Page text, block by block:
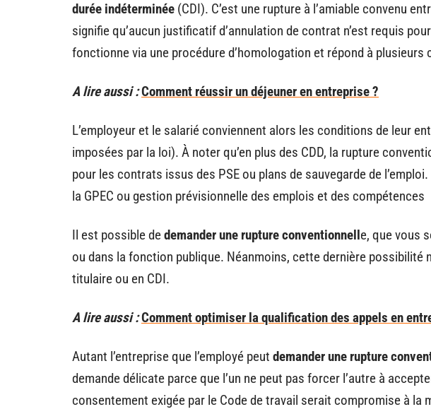
durée indéterminée (CDI). C’est une rupture à l’amiable convenu
signifie qu’aucun justificatif d’annulation de contrat n’est requis
fonctionne via une procédure d’homologation et répond à plusieurs
A lire aussi :Comment réussir un déjeuner en entreprise ?
L’employeur et le salarié conviennent alors les conditions de leur
imposées par la loi). À noter qu’en plus des CDD, la rupture
pour les contrats issus des PSE ou plans de sauvegarde de
la GPEC ou gestion prévisionnelle des emplois et des compétences
Il est possible dedemander une rupture conventionnelle, que vous
ou dans la fonction publique. Néanmoins, cette dernière possibilité
titulaire ou en CDI.
A lire aussi :Comment optimiser la qualification des appels en
Autant l’entreprise que l’employé peut demander une rupture
demande délicate parce que l’un ne peut pas forcer l’autre à
consentement exigée par le Code de travail serait compromise à la